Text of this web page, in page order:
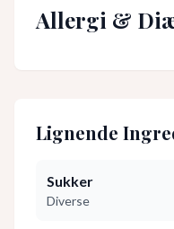
Allergi &
Lignende
Sukker
Diverse